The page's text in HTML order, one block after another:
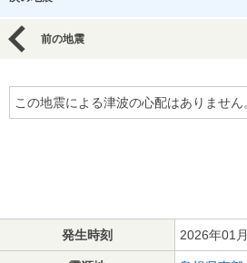
前の地震
この地震による津波の心配はありません
発生時刻 2026年01